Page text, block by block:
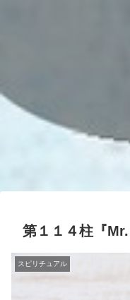
第１１４柱『Mr.
スピリチュアル